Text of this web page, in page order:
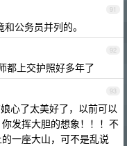
91
公务员并列的。
92
都上交护照好多年了
93
心了太美好了，以前可以
发挥大胆的想象！！！不
一座大山，可不是乱说